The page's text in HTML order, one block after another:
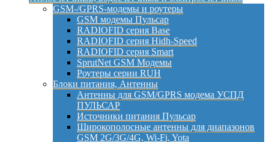
GSM-/GPRS-модемы и роутеры
GSM модемы Пульсар
RADIOFID серия Base
RADIOFID серия Hidh-Speed
RADIOFID серия Smart
SprutNet GSM Модемы
Роутеры серии RUH
Блоки питания, Антенны
Антенны для GSM/GPRS модема УСПД
ПУЛЬСАР
Источники питания Пульсар
Широкополосные антенны для диапазонов
GSM 2G/3G/4G, Wi-Fi, Yota